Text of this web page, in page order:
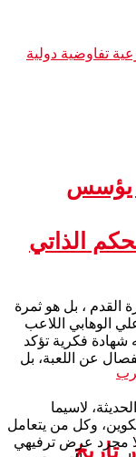
يؤسس
الذاتي
تاريخ
القدم ، بل هو ثمرة
الوهابي اللاعب
شهادة فكرية تؤكد
عن اللعبة، بل
لاسيما
وكل من يتعامل
لا مجرد عرض ترفيهي